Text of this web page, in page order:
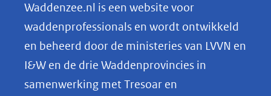
n
o
p
Waddenzee.nl is een website voor
waddenprofessionals en wordt ontwikkeld
en beheerd door de ministeries van LVVN en
I&W en de drie Waddenprovincies in
samenwerking met Tresoar en